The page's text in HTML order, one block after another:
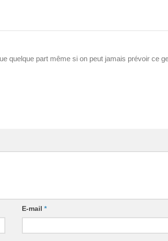
quelque part même si on peut jamais prévoir ce
E-mail*